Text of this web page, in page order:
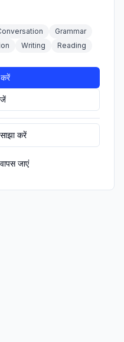
beginners to the
emphasizes
and steady
Grammar
Writing Reading
करें
जाएं